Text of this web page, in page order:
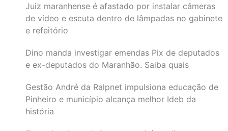
Juiz maranhense é afastado por instalar câmeras
de vídeo e escuta dentro de lâmpadas no gabinete
e refeitório
Dino manda investigar emendas Pix de deputados
e ex-deputados do Maranhão. Saiba quais
Gestão André da Ralpnet impulsiona educação de
Pinheiro e município alcança melhor Ideb da
história